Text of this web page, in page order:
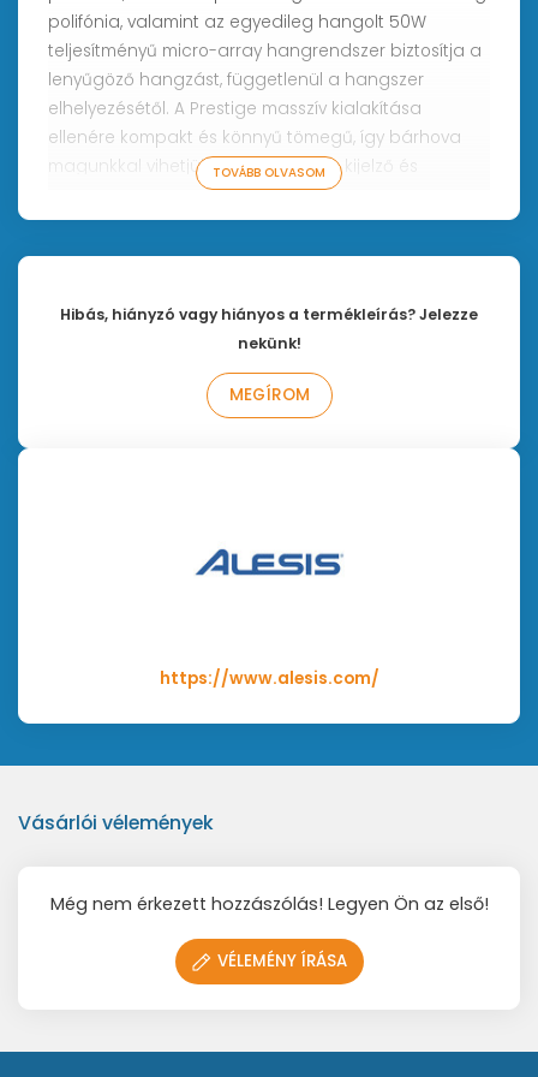
polifónia, valamint az egyedileg hangolt 50W
teljesítményű micro-array hangrendszer biztosítja a
lenyűgöző hangzást, függetlenül a hangszer
elhelyezésétől. A Prestige masszív kialakítása
ellenére kompakt és könnyű tömegű, így bárhova
magunkkal vihetjük. Az intuitív OLED kijelző és
vezérlőpanel segítségével a könnyedén
végezhetünk el bármilyen beállítást. A Prestige
kezdők és profik számára is tökéletesen helyt áll
Multi-Sampled (többrétegű) hangminták a példa
nélküli realisztikus hangzásáért
Ahogy a húros és perkusszív hangszerek, a zongora
érdekében és úgy reagál, akár egy akusztikus
A Prestige minden funkciót tartalmaz, ami a
A lecke mód a billentyűket két zónára osztja,
visszahallgatni játékodat? A felvétel mód
segítségével rögzítheted, majd meghallgathatod
játékodat, miközben a beépített metronóm segít
TOVÁBB OLVASOM
Hibás, hiányzó vagy hiányos a termékleírás? Jelezze
nekünk!
MEGÍROM
https://www.alesis.com/
Vásárlói vélemények
Még nem érkezett hozzászólás! Legyen Ön az első!
VÉLEMÉNY ÍRÁSA